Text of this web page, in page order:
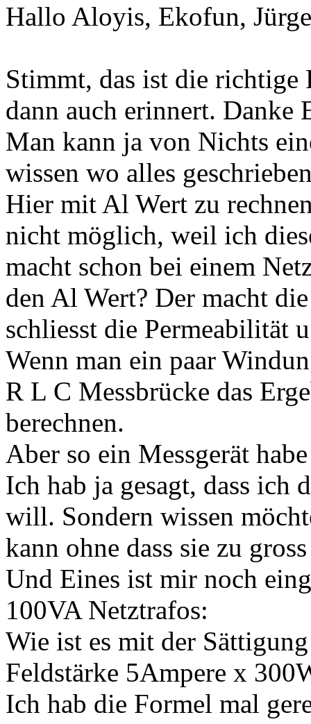
Hallo Aloyis, Ekofun,
Stimmt, das ist die
dann auch erinnert. Danke
Man kann ja von Nichts
wissen wo alles
Hier mit Al Wert zu
nicht möglich, weil ich
macht schon bei einem
den Al Wert? Der macht
schliesst die Permeabilität
Wenn man ein paar
R L C Messbrücke das
berechnen.
Aber so ein Messgerät
Ich hab ja gesagt, dass
will. Sondern wissen
kann ohne dass sie zu
Und Eines ist mir noch
100VA Netztrafos:
Wie ist es mit der
Feldstärke 5Ampere x
Ich hab die Formel mal